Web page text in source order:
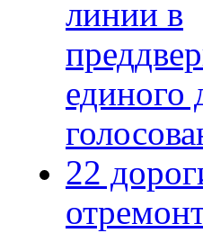
линии в
единого
22